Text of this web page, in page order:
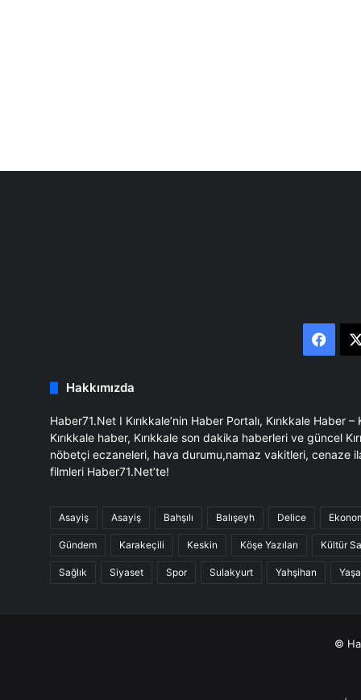
Hakkımızda
Haber71.Net I Kırıkkale’nin Haber Portalı, Kırıkkale Haber
Kırıkkale haber, Kırıkkale son dakika haberleri ve güncel
nöbetçi eczaneleri, hava durumu,namaz vakitleri, cenaze
filmleri Haber71.Net’te!
Asayiş Asayiş Bahşılı Balışeyh Delice
Gündem Karakeçili Keskin Köşe Yazıları Kültür
Sağlık Siyaset Spor Sulakyurt Yahşihan
©